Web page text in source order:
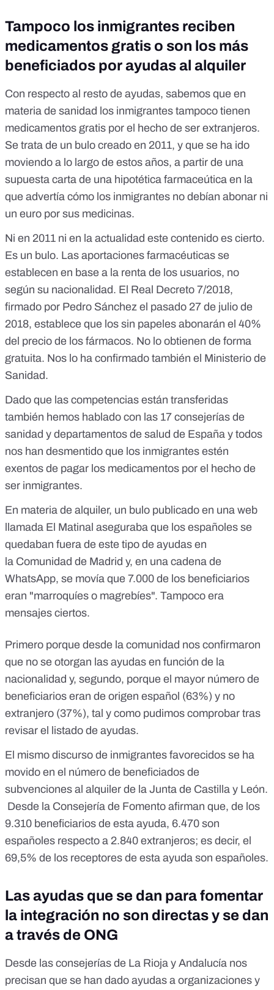
Tampoco los inmigrantes reciben
medicamentos gratis o son los más
beneficiados por ayudas al alquiler
Con respecto al resto de ayudas, sabemos que en
materia de sanidad los inmigrantes tampoco tienen
medicamentos gratis por el hecho de ser extranjeros.
Se trata de un bulo creado en 2011, y que se ha ido
moviendo a lo largo de estos años, a partir de una
supuesta carta de una hipotética farmaceútica en la
que advertía cómo los inmigrantes no debían abonar ni
un euro por sus medicinas.
Ni en 2011 ni en la actualidad este contenido es cierto.
Es un bulo. Las aportaciones farmacéuticas se
establecen en base a la renta de los usuarios, no
según su nacionalidad. El Real Decreto 7/2018,
firmado por Pedro Sánchez el pasado 27 de julio de
2018, establece que los sin papeles abonarán el 40%
del precio de los fármacos. No lo obtienen de forma
gratuita. Nos lo ha confirmado también el Ministerio de
Sanidad.
Dado que las competencias están transferidas
también hemos hablado con las 17 consejerías de
sanidad y departamentos de salud de España y todos
nos han desmentido que los inmigrantes estén
exentos de pagar los medicamentos por el hecho de
ser inmigrantes.
En materia de alquiler, un bulo publicado en una web
llamada El Matinal aseguraba que los españoles se
quedaban fuera de este tipo de ayudas en
la Comunidad de Madrid y, en una cadena de
WhatsApp, se movía que 7.000 de los beneficiarios
eran "marroquíes o magrebíes". Tampoco era
mensajes ciertos.
Primero porque desde la comunidad nos confirmaron
que no se otorgan las ayudas en función de la
nacionalidad y, segundo, porque el mayor número de
beneficiarios eran de origen español (63%) y no
extranjero (37%), tal y como pudimos comprobar tras
revisar el listado de ayudas.
El mismo discurso de inmigrantes favorecidos se ha
movido en el número de beneficiados de
subvenciones al alquiler de la Junta de Castilla y León.
Desde la Consejería de Fomento afirman que, de los
9.310 beneficiarios de esta ayuda, 6.470 son
españoles respecto a 2.840 extranjeros; es decir, el
69,5% de los receptores de esta ayuda son españoles.
Las ayudas que se dan para fomentar
la integración no son directas y se dan
a través de ONG
Desde las consejerías de La Rioja y Andalucía nos
precisan que se han dado ayudas a organizaciones y